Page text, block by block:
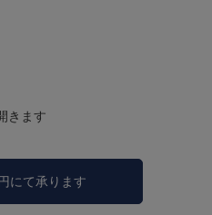
きます
にて承ります